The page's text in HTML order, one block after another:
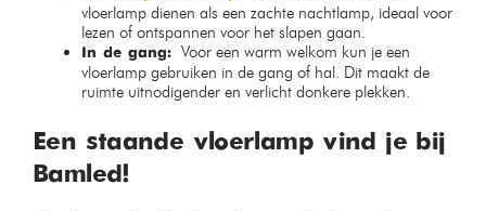
vloerlamp dienen als een zachte nachtlamp, ideaal voor
lezen of ontspannen voor het slapen gaan.
In de gang:
Voor een warm welkom kun je een
vloerlamp gebruiken in de gang of hal. Dit maakt de
ruimte uitnodigender en verlicht donkere plekken.
Een staande vloerlamp vind je bij
Bamled!